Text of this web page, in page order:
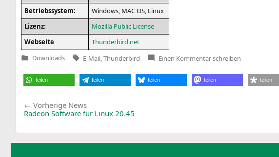
Betriebs­sys­tem:
Win­dows, MACOS , Linux
Lizenz:
Mozil­la Public License
Web­sei­te
Thunderbird.net
Veröffentlicht
Downloads Tags:
E-Mail Thunderbird Einen Kommentarzu
Thunderbird
schreiben
teilen teilen teilen teilen teilen
Beitragsnavigation
Vorherige NewsVorherige
News:
Radeon Software für Linux 20.45